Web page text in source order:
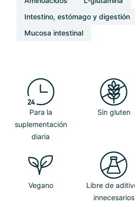
Intestino, estómago y digestión
Mucosa intestinal
Para la
suplementación
diaria
Sin gluten
Vegano
Libre de
innecesarios